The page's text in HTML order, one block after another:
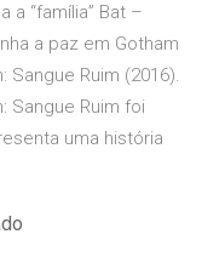
a “família” Bat –
a paz em Gotham
Ruim (2016).
Sangue Ruim foi
uma história